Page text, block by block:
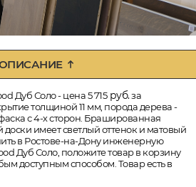
Дуб Соло - цена 5 715руб.за
толщиной 11 мм, порода дерева -
с 4-х сторон. Брашированная
имеет светлый оттенок и матовый
в Ростове-на-Дону инженерную
Дуб Соло, положите товар в корзину
доступным способом. Товар есть в